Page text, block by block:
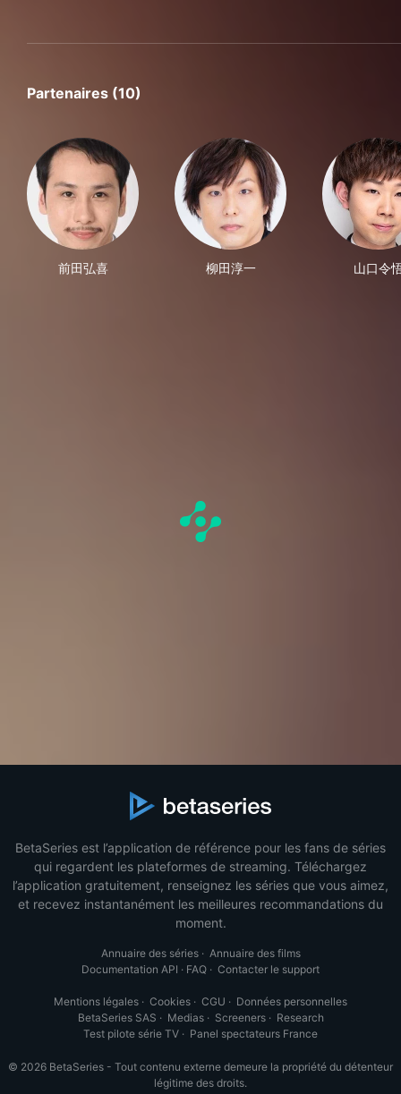
Partenaires (10)
前田弘喜 柳田淳一 山口令
BetaSeries est l’application de référence pour les fans de séries
qui regardent les plateformes de streaming. Téléchargez
l’application gratuitement, renseignez les séries que vous aimez,
et recevez instantanément les meilleures recommandations du
moment.
Annuaire des séries· Annuaire des films
Documentation API · FAQ · Contacter le support
Mentions légales · Cookies · CGU · Données personnelles
BetaSeries SAS · Medias· Screeners· Research
Test pilote série TV · Panel spectateurs France
© 2026 BetaSeries - Tout contenu externe demeure la propriété du détenteur
légitime des droits.